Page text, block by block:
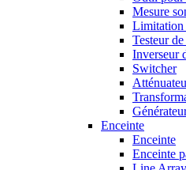
Mesure
Limitation
Testeur
Inverseur
Switcher
Enceinte
Enceinte
Enceinte